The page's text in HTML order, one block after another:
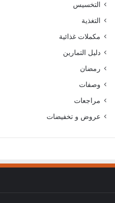
و
ن
التخسيس
التغذية
مكملات غذائية
دليل التمارين
رمضان
وصفات
مراجعات
عروض و تخفيضات